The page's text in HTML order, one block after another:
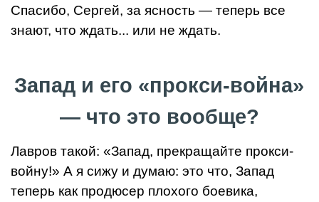
Спасибо, Сергей, за ясность — теперь все
знают, что ждать... или не ждать.
Запад и его «прокси-война»
— что это вообще?
Лавров такой: «Запад, прекращайте прокси-
войну!» А я сижу и думаю: это что, Запад
теперь как продюсер плохого боевика,